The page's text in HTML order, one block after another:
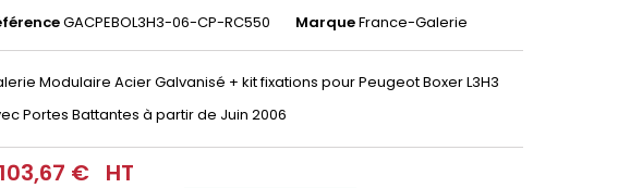
GACPEBOL3H3-06-CP-RC550 MarqueFrance-Galerie
Modulaire Acier Galvanisé + kit fixations pour Peugeot Boxer L3H3
Portes Battantes à partir de Juin 2006
€ HT